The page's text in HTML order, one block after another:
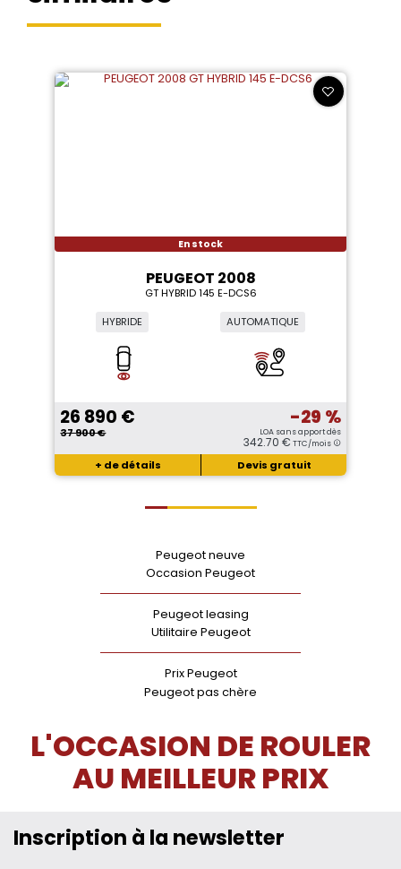
En stock
PEUGEOT 2008
GT HYBRID 145 E-DCS6
HYBRIDE AUTOMATIQUE
26 890 €
37 900 €
-29 %
LOA sans apport dès
342.70 € TTC/mois
+ de détails Devis gratuit
Peugeot neuve
Occasion Peugeot
Peugeot leasing
Utilitaire Peugeot
Prix Peugeot
Peugeot pas chère
L'OCCASION DE ROULER
AU MEILLEUR PRIX
Inscription à la newsletter